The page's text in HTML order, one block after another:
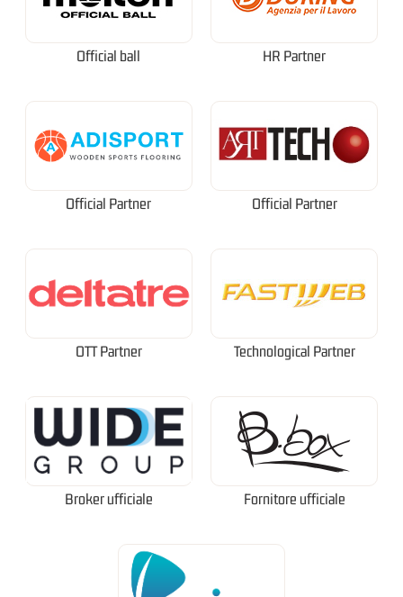
Official ball HR Partner
Official Partner Official Partner
OTT Partner Technological Partner
Broker ufficiale Fornitore ufficiale